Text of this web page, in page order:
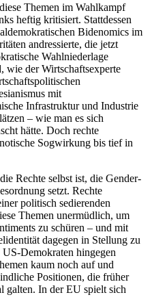
Themen im Wahlkampf
heftig kritisiert. Stattdessen
Bidenomics im
andressierte, die jetzt
Wahlniederlage
wie der Wirtschaftsexperte
mit
Infrastruktur und Industrie
– wie man es sich
hätte. Doch rechte
Sogwirkung bis tief in
Rechte selbst ist, die Gender-
setzt. Rechte
politisch sedierenden
Themen unermüdlich, um
zu schüren – und mit
dagegen in Stellung zu
Demokraten hingegen
kaum noch auf und
Positionen, die früher
galten. In der EU spielt sich